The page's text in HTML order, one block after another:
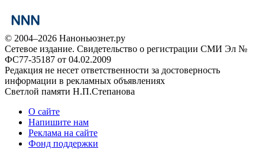
© 2004–2026 Наноньюзнет.ру
Сетевое издание. Свидетельство о регистрации СМИ Эл №
ФС77-35187 от 04.02.2009
Редакция не несет ответственности за достоверность
информации в рекламных объявлениях
Светлой памяти Н.П.Степанова
О сайте
Напишите нам
Реклама на сайте
Фонд поддержки